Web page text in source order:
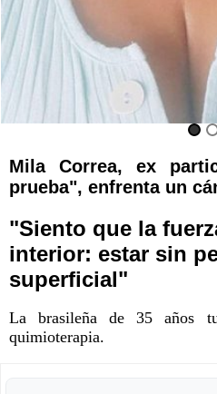
Mila Correa, ex
prueba", enfrenta un
"Siento que la
interior: estar sin
superficial"
La brasileña de 35 años
quimioterapia.